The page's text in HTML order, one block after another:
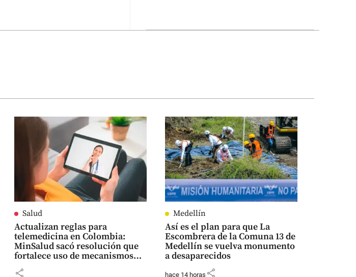
Salud
Actualizan reglas para
telemedicina en Colombia:
MinSalud sacó resolución que
fortalece uso de mecanismos
digitales
share
Medellín
Así es el plan para que La
Escombrera de la Comuna 13 de
Medellín se vuelva monumento
a desaparecidos
hace 14 horas share